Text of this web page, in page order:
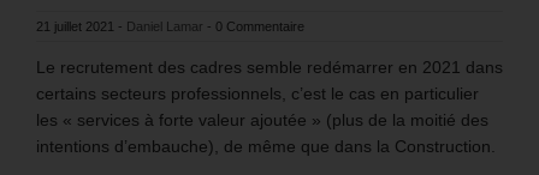
21 juillet 2021 - Daniel Lamar - 0 Commentaire
Le recrutement des cadres semble redémarrer en 2021 dans
certains secteurs professionnels, c’est le cas en particulier
les « services à forte valeur ajoutée » (plus de la moitié des
intentions d’embauche), de même que dans la Construction.